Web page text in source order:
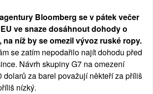
Bloomberg se v pátek večer
ve snaze dosáhnout dohody o
na níž by se omezil vývoz ruské ropy.
se zatím nepodařilo najít dohodu před
Návrh skupiny G7 na omezení
dolarů za barel považují někteří za příliš
nízký.